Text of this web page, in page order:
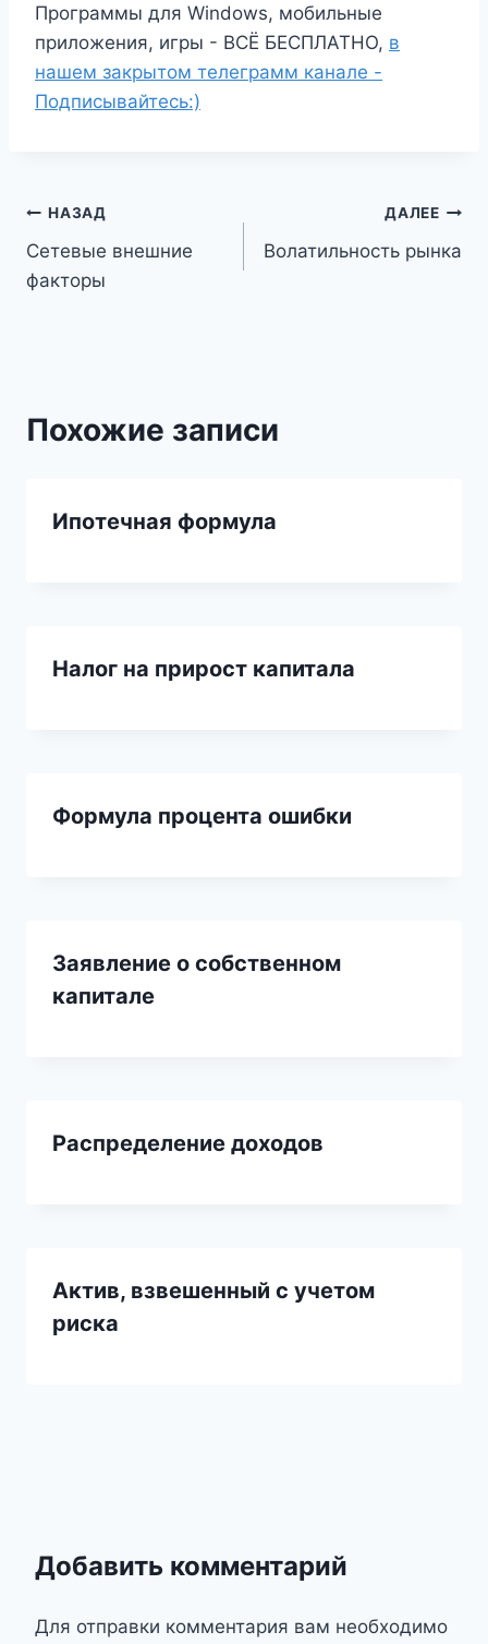
Программы для Windows, мобильные
приложения, игры - ВСЁ БЕСПЛАТНО, в
нашем закрытом телеграмм канале -
Подписывайтесь:)
Навигация
по
НАЗАД
Сетевые внешние
факторы
ДАЛЕЕ
Волатильность рынка
Похожие записи
Ипотечная формула
Налог на прирост капитала
Формула процента ошибки
Заявление о собственном
капитале
Распределение доходов
Актив, взвешенный с учетом
риска
Добавить комментарий
Для отправки комментария вам необходимо